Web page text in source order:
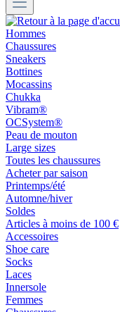
Hommes
Chaussures
Sneakers
Bottines
Mocassins
Chukka
Vibram®
OCSystem®
Peau de mouton
Large sizes
Toutes les chaussures
Acheter par saison
Printemps/été
Automne/hiver
Soldes
Articles à moins de 100 €
Accessoires
Shoe care
Socks
Laces
Innersole
Femmes